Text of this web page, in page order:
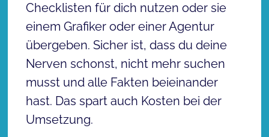
Checklisten für dich nutzen oder sie
einem Grafiker oder einer Agentur
übergeben. Sicher ist, dass du deine
Nerven schonst, nicht mehr suchen
musst und alle Fakten beieinander
hast. Das spart auch Kosten bei der
Umsetzung.